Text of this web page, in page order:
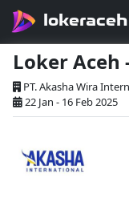
Loker Aceh
PT. Akasha Wira
22 Jan - 16 Feb 2025